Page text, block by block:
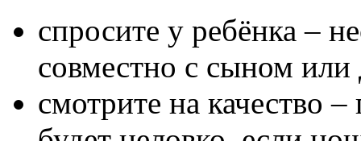
спросите у ребёнка –
совместно с сыном
смотрите на качество